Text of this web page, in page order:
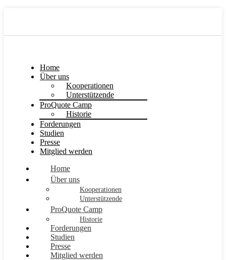
Home
Über uns
Kooperationen
Unterstützende
ProQuote Camp
Historie
Forderungen
Studien
Presse
Mitglied werden
Home
Über uns
Kooperationen
Unterstützende
ProQuote Camp
Historie
Forderungen
Studien
Presse
Mitglied werden